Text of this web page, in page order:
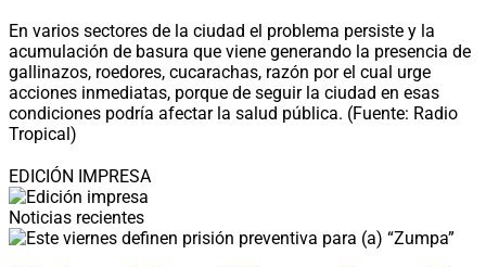
En varios sectores de la ciudad el problema persiste y la
acumulación de basura que viene generando la presencia de
gallinazos, roedores, cucarachas, razón por el cual urge
acciones inmediatas, porque de seguir la ciudad en esas
condiciones podría afectar la salud pública. (Fuente: Radio
Tropical)
EDICIÓN IMPRESA
Noticias recientes